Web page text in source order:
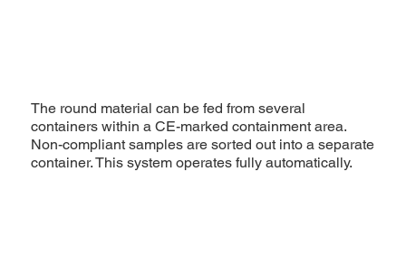
The round material can be fed from several
containers within a CE-marked containment area.
Non-compliant samples are sorted out into a separate
container. This system operates fully automatically.